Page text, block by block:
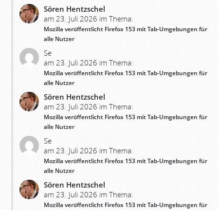
Sören Hentzschel
am 23. Juli 2026 im Thema:
Mozilla veröffentlicht Firefox 153 mit Tab-Umgebungen für
alle Nutzer
Se
am 23. Juli 2026 im Thema:
Mozilla veröffentlicht Firefox 153 mit Tab-Umgebungen für
alle Nutzer
Sören Hentzschel
am 23. Juli 2026 im Thema:
Mozilla veröffentlicht Firefox 153 mit Tab-Umgebungen für
alle Nutzer
Se
am 23. Juli 2026 im Thema:
Mozilla veröffentlicht Firefox 153 mit Tab-Umgebungen für
alle Nutzer
Sören Hentzschel
am 23. Juli 2026 im Thema:
Mozilla veröffentlicht Firefox 153 mit Tab-Umgebungen für